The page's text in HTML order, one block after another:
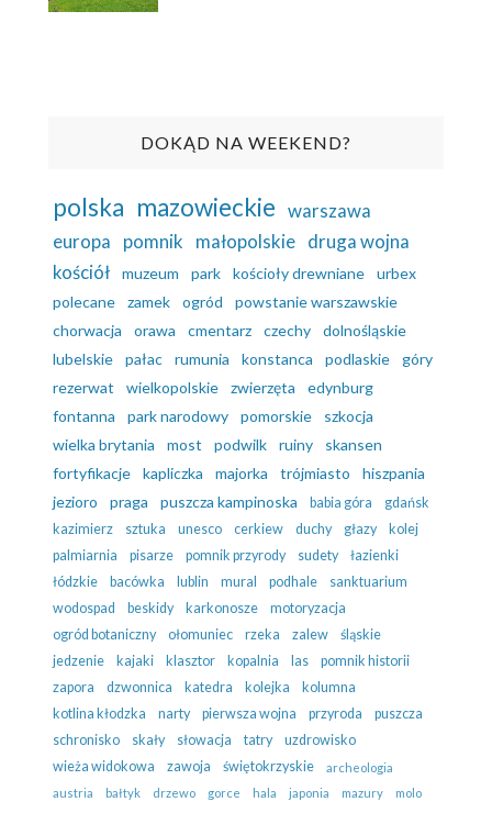
DOKĄD NA WEEKEND?
polska mazowieckie warszawa
europa
pomnik małopolskie druga wojna
kościół
muzeum park kościoły drewniane
urbex
polecane
zamek ogród
powstanie warszawskie
chorwacja
orawa cmentarz czechy
dolnośląskie
lubelskie
pałac rumunia konstanca podlaskie
góry
rezerwat
wielkopolskie zwierzęta
edynburg
fontanna
park narodowy pomorskie
szkocja
wielka brytania
most podwilk ruiny
skansen
fortyfikacje
kapliczka majorka trójmiasto
hiszpania
jezioro
praga puszcza kampinoska babia góra
gdańsk
kazimierz
sztuka unesco cerkiew duchy głazy
kolej
palmiarnia
pisarze pomnik przyrody sudety
łazienki
łódzkie
bacówka lublin mural podhale
sanktuarium
wodospad
beskidy karkonosze
motoryzacja
ogród botaniczny
ołomuniec rzeka zalew
śląskie
jedzenie
kajaki klasztor kopalnia las
pomnik historii
zapora
dzwonnica katedra kolejka
kolumna
kotlina kłodzka
narty pierwsza wojna przyroda
puszcza
schronisko
skały słowacja tatry
uzdrowisko
wieża widokowa
zawoja świętokrzyskie
archeologia
austria
bałtyk drzewo gorce hala japonia mazury
molo